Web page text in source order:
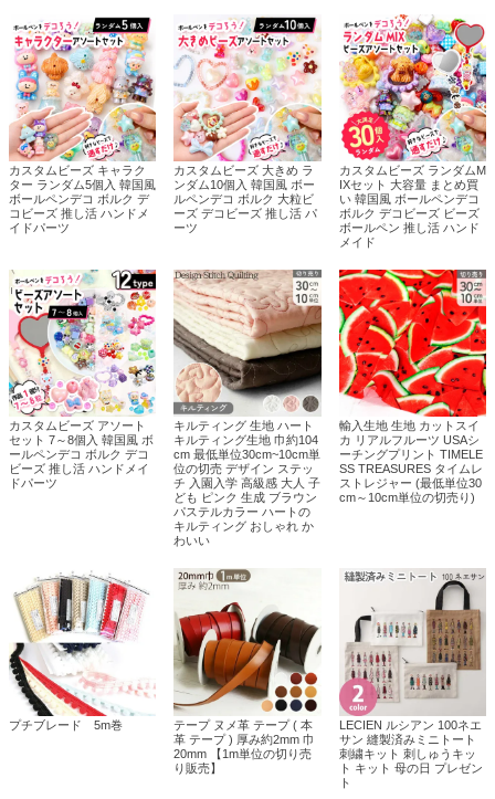
カスタムビーズ キャラク
ター ランダム5個入 韓国風
ボールペンデコ ボルク デ
コビーズ 推し活 ハンドメ
イドパーツ
カスタムビーズ 大きめ ラ
ンダム10個入 韓国風 ボー
ルペンデコ ボルク 大粒ビ
ーズ デコビーズ 推し活 パ
ーツ
カスタムビーズ ランダムM
IXセット 大容量 まとめ買
い 韓国風 ボールペンデコ
ボルク デコビーズ ビーズ
ボールペン 推し活 ハンド
メイド
カスタムビーズ アソート
セット 7～8個入 韓国風 ボ
ールペンデコ ボルク デコ
ビーズ 推し活 ハンドメイ
ドパーツ
キルティング 生地 ハート
キルティング生地 巾約104
cm 最低単位30cm~10cm単
位の切売 デザイン ステッ
チ 入園入学 高級感 大人 子
ども ピンク 生成 ブラウン
パステルカラー ハートの
キルティング おしゃれ か
わいい
輸入生地 生地 カットスイ
カ リアルフルーツ USAシ
ーチングプリント TIMELE
SS TREASURES タイムレ
ストレジャー (最低単位30
cm～10cm単位の切売り)
プチブレード 5m巻
テープ ヌメ革 テープ ( 本
革 テープ ) 厚み約2mm 巾
20mm 【1m単位の切り売
り販売】
LECIEN ルシアン 100ネエ
サン 縫製済みミニトート
刺繍キット 刺しゅうキッ
ト キット 母の日 プレゼン
ト